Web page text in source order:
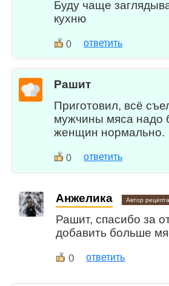
Буду чаще
кухню
0 ответить
Рашит
Приготовил, всё
мужчины мяса надо
женщин нормально.
0 ответить
Анжелика Автор рецепта
Рашит, спасибо за
добавить больше
0 ответить